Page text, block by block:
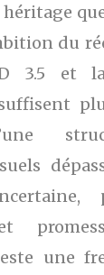
du
3.5 et
une